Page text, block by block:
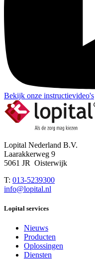
Bekijk onze instructievideo's
Lopital Nederland B.V.
Laarakkerweg 9
5061 JR Oisterwijk
T: 013-5239300
info@lopital.nl
Lopital services
Nieuws
Producten
Oplossingen
Diensten